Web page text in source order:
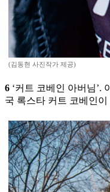
(김동현 사진작가 제공)
6 ‘커트 코베인 아버님’.
국 록스타 커트 코베인이